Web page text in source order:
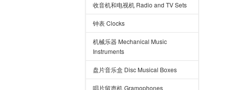
收音机和电视机 Radio and TV Sets
钟表 Clocks
机械乐器 Mechanical Music
Instruments
盘片音乐盒 Disc Musical Boxes
唱片留声机 Gramophones